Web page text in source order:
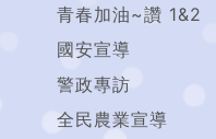
青春加油~讚 1&2
國安宣導
警政專訪
全民農業宣導